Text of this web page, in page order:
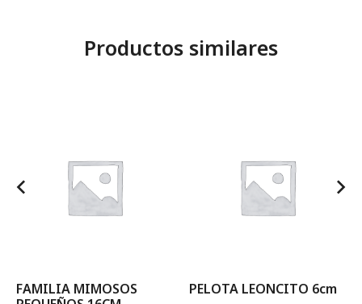
Productos similares
FAMILIA MIMOSOS
PELOTA LEONCITO 6cm